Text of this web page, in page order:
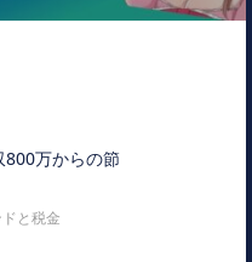
万からの節
と税金